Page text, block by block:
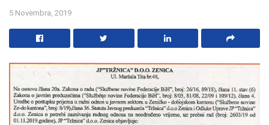
5 Novembra, 2019